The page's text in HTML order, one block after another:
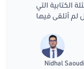
الكتابية التي
لم أتلقى فيها
Nidhal Saoudi